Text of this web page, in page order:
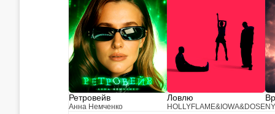
Ретровейв
Анна Немченко
Ловлю
HOLLYFLAME& IOWA&DOSE